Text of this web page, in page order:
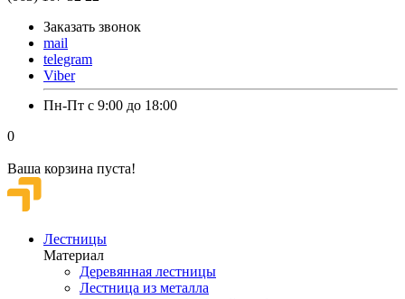
Заказать звонок
mail
telegram
Viber
Пн-Пт с 9:00 до 18:00
0
Ваша корзина пуста!
Лестницы
Материал
Деревянная лестницы
Лестница из металла